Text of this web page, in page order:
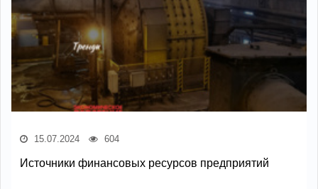
15.07.2024 604
Источники финансовых ресурсов предприятий